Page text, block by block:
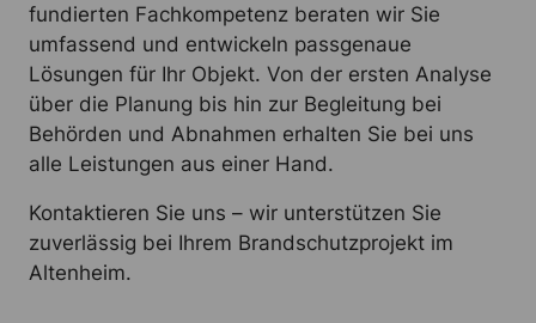
fundierten Fachkompetenz beraten wir Sie
umfassend und entwickeln passgenaue
Lösungen für Ihr Objekt. Von der ersten Analyse
über die Planung bis hin zur Begleitung bei
Behörden und Abnahmen erhalten Sie bei uns
alle Leistungen aus einer Hand.
Kontaktieren Sie uns – wir unterstützen Sie
zuverlässig bei Ihrem Brandschutzprojekt im
Altenheim.